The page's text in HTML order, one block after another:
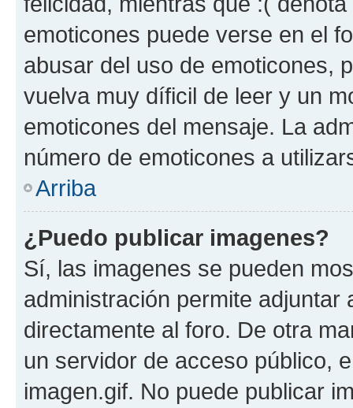
emoticones puede verse en el
abusar del uso de emoticones,
vuelva muy díficil de leer y un
emoticones del mensaje. La
número de emoticones a
Arriba
¿Puedo publicar imagenes?
Sí, las imagenes se pueden
administración permite
directamente al foro. De otra
un servidor de acceso público,
imagen.gif. No puede publicar